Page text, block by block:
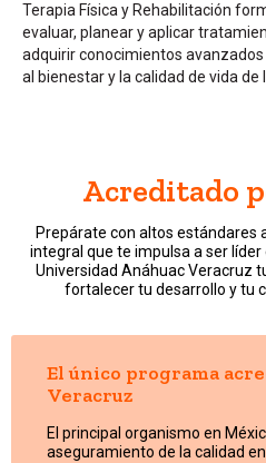
Terapia Física y Rehabilitación
evaluar, planear y aplicar
adquirir conocimientos
al bienestar y la calidad de vida de
Acreditado
Prepárate con altos estándares
integral que te impulsa a ser líder
Universidad Anáhuac Veracruz
fortalecer tu desarrollo y tu
El único programa
Veracruz
El principal organismo en
aseguramiento de la calidad